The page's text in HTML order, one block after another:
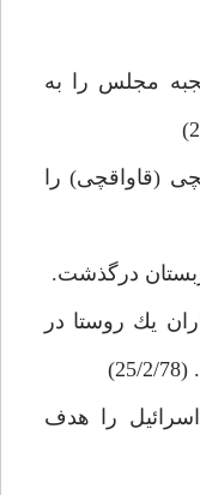
مجلس را به
(قاواقچى) را
درگذشت.
يك روستا در
شمال اسرائيل را هدف